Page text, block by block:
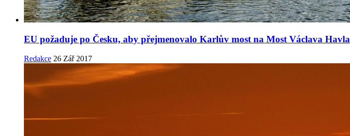
EU požaduje po Česku, aby přejmenovalo Karlův most na Most Václava Havla
Redakce 26 Zář 2017